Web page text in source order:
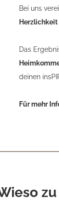
Bei uns
Herzlichkeit
Das
deinen
Für mehr